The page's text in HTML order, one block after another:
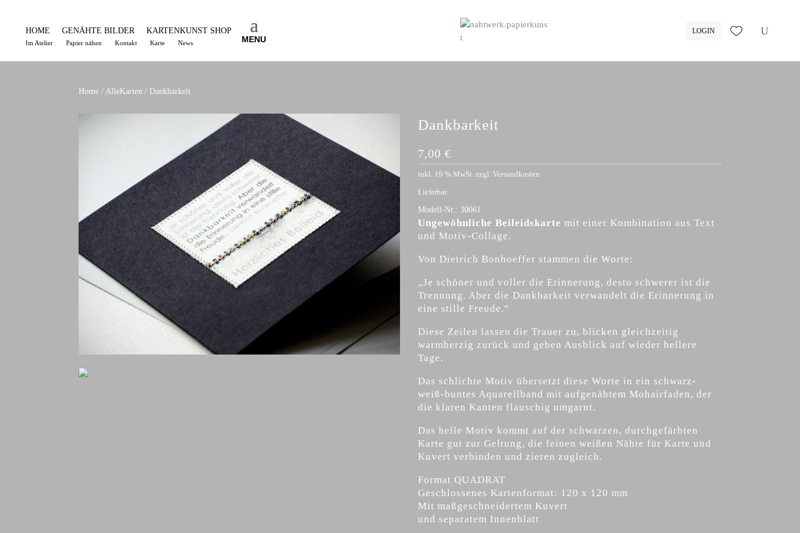
HOME GENÄHTE BILDER KARTENKUNST SHOP
MENU
LOGIN
Im Atelier Papier nähen Kontakt Karte News
Home / AlleKarten / Dankbarkeit
Dankbarkeit
7,00 €
inkl. 19 % MwSt. zzgl. Versandkosten
Lieferbar
Modell-Nr.: 30061
Ungewöhnliche Beileidskarte mit einer Kombination aus Text
und Motiv-Collage.
Von Dietrich Bonhoeffer stammen die Worte:
„Je schöner und voller die Erinnerung, desto schwerer ist die
Trennung. Aber die Dankbarkeit verwandelt die Erinnerung in
eine stille Freude.“
Diese Zeilen lassen die Trauer zu, blicken gleichzeitig
warmherzig zurück und geben Ausblick auf wieder hellere
Tage.
Das schlichte Motiv übersetzt diese Worte in ein schwarz-
weiß-buntes Aquarellband mit aufgenähtem Mohairfaden, der
die klaren Kanten flauschig umgarnt.
Das helle Motiv kommt auf der schwarzen, durchgefärbten
Karte gut zur Geltung, die feinen weißen Nähte für Karte und
Kuvert verbinden und zieren zugleich.
Format QUADRAT
Geschlossenes Kartenformat: 120 x 120 mm
Mit maßgeschneidertem Kuvert
und separatem Innenblatt